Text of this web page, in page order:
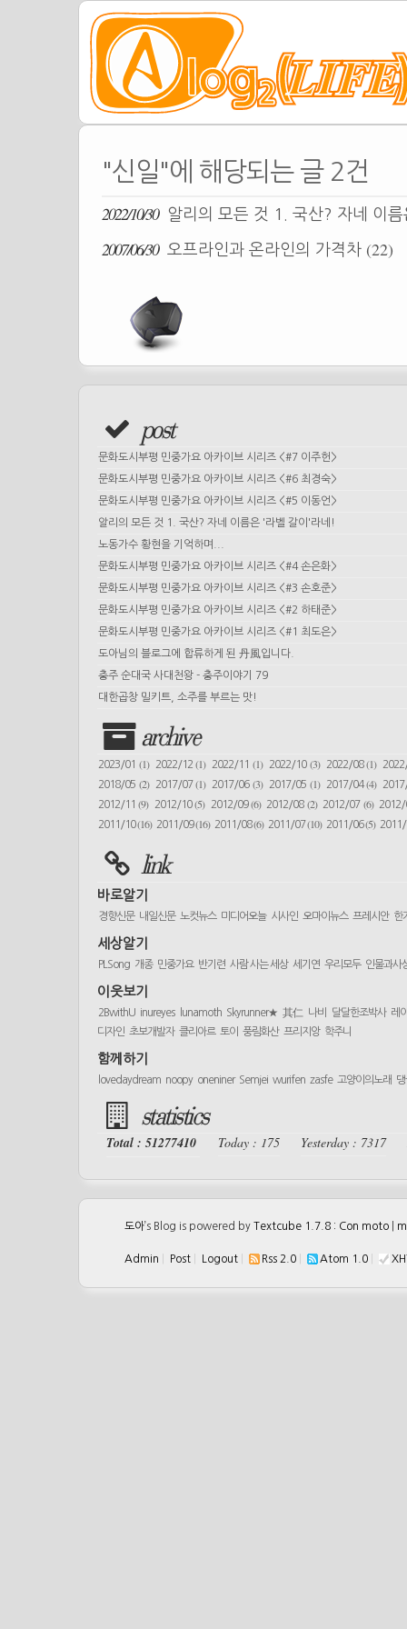
"신일"에 해당되는 글 2건
2022/10/30 알리의 모든 것 1. 국산? 자네 이
2007/06/30 오프라인과 온라인의 가격차 (22)
post
문화도시부평 민중가요 아카이브 시리즈 <#7 이주헌>
문화도시부평 민중가요 아카이브 시리즈 <#6 최경숙>
문화도시부평 민중가요 아카이브 시리즈 <#5 이동언>
알리의 모든 것 1. 국산? 자네 이름은 '라벨 갈이'라네!
노동가수 황현을 기억하며...
문화도시부평 민중가요 아카이브 시리즈 <#4 손은화>
문화도시부평 민중가요 아카이브 시리즈 <#3 손호준>
문화도시부평 민중가요 아카이브 시리즈 <#2 하태준>
문화도시부평 민중가요 아카이브 시리즈 <#1 최도은>
도아님의 블로그에 합류하게 된 丹風입니다.
충주 순대국 사대천왕 - 충주이야기 79
대한곱창 밀키트, 소주를 부르는 맛!
archive
2023/01 (1) 2022/12(1) 2022/11(1) 2022/10 (3) 2022/08(1)
2018/05 (2) 2017/07(1) 2017/06(3) 2017/05 (1) 2017/04(4)
2012/11(9) 2012/10(5) 2012/09(6) 2012/08 (2) 2012/07 (6)
2011/10(16) 2011/09(16) 2011/08(6) 2011/07(10) 2011/06(5)
link
바로알기
경향신문 내일신문 노컷뉴스 미디어오늘 시사인 오마이뉴스 프레시안 한
세상알기
PLSong 개종 민중가요 반기련 사람 사는 세상 세기연 우리모두 인물과사
이웃보기
2BwithU inureyes lunamoth Skyrunner★ 其仁 나비 달달한조박사 레
디자인 초보개발자 클리아르 토이 풍림화산 프리지앙 학주니
함께하기
lovedaydream noopy oneniner Semjei wurifen zasfe 고양이의노래
statistics
Total : 51277410 Today : 175 Yesterday : 7317
도아’s Blog is powered by Textcube 1.7.8 : Con moto
Admin Post Logout Rss 2.0 Atom 1.0